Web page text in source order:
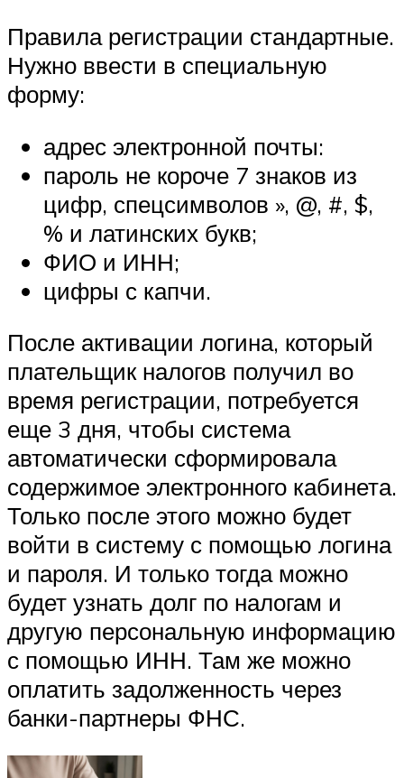
Правила регистрации стандартные.
Нужно ввести в специальную
форму:
адрес электронной почты:
пароль не короче 7 знаков из
цифр, спецсимволов », @, #, $,
% и латинских букв;
ФИО и ИНН;
цифры с капчи.
После активации логина, который
плательщик налогов получил во
время регистрации, потребуется
еще 3 дня, чтобы система
автоматически сформировала
содержимое электронного кабинета.
Только после этого можно будет
войти в систему с помощью логина
и пароля. И только тогда можно
будет узнать долг по налогам и
другую персональную информацию
с помощью ИНН. Там же можно
оплатить задолженность через
банки-партнеры ФНС.